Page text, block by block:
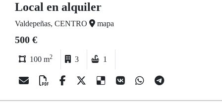
Local en alquiler
Valdepeñas, CENTRO mapa
500 €
100 m2 3 1